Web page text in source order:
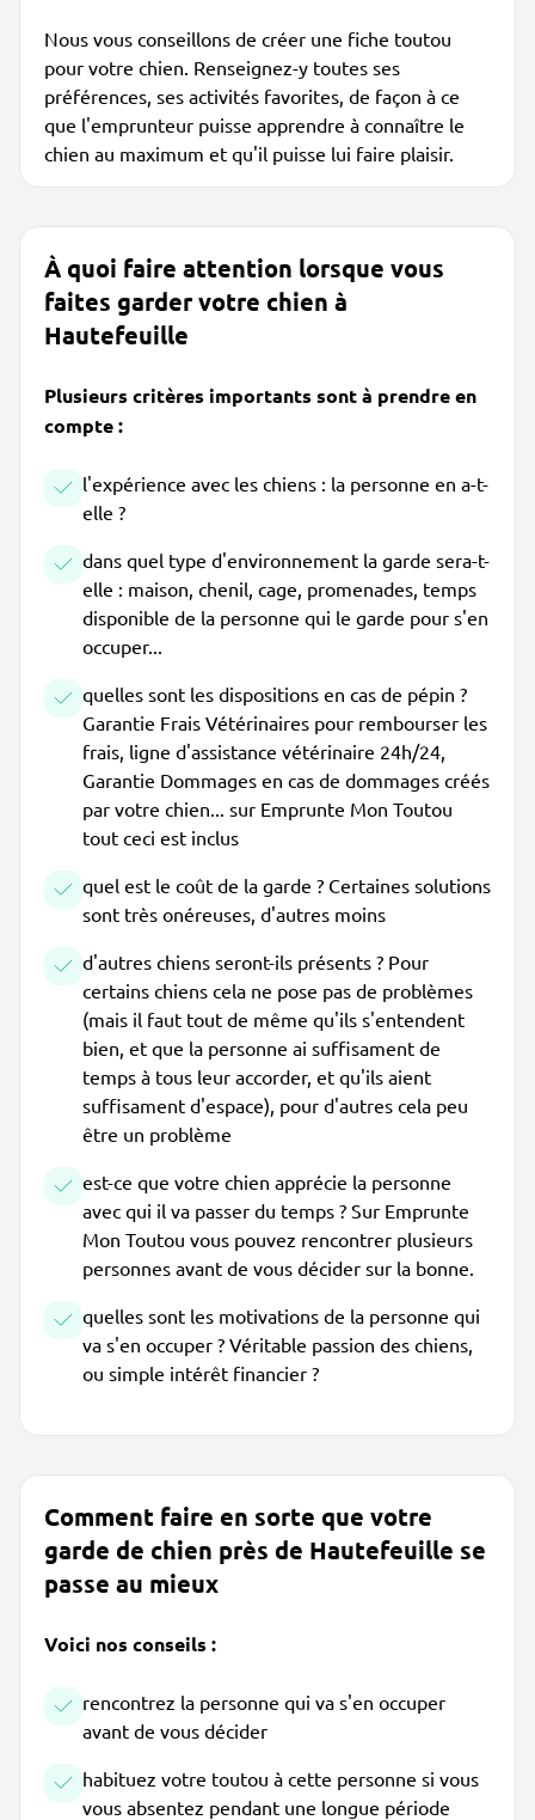
Nous vous conseillons de créer une fiche toutou
pour votre chien. Renseignez-y toutes ses
préférences, ses activités favorites, de façon à ce
que l'emprunteur puisse apprendre à connaître le
chien au maximum et qu'il puisse lui faire plaisir.
À quoi faire attention lorsque vous
faites garder votre chien à
Hautefeuille
Plusieurs critères importants sont à prendre en
compte :
l'expérience avec les chiens : la personne en a-t-
elle ?
dans quel type d'environnement la garde sera-t-
elle : maison, chenil, cage, promenades, temps
disponible de la personne qui le garde pour s'en
occuper...
quelles sont les dispositions en cas de pépin ?
Garantie Frais Vétérinaires pour rembourser les
frais, ligne d'assistance vétérinaire 24h/24,
Garantie Dommages en cas de dommages créés
par votre chien... sur Emprunte Mon Toutou
tout ceci est inclus
quel est le coût de la garde ? Certaines solutions
sont très onéreuses, d'autres moins
d'autres chiens seront-ils présents ? Pour
certains chiens cela ne pose pas de problèmes
(mais il faut tout de même qu'ils s'entendent
bien, et que la personne ai suffisament de
temps à tous leur accorder, et qu'ils aient
suffisament d'espace), pour d'autres cela peu
être un problème
est-ce que votre chien apprécie la personne
avec qui il va passer du temps ? Sur Emprunte
Mon Toutou vous pouvez rencontrer plusieurs
personnes avant de vous décider sur la bonne.
quelles sont les motivations de la personne qui
va s'en occuper ? Véritable passion des chiens,
ou simple intérêt financier ?
Comment faire en sorte que votre
garde de chien près de Hautefeuille se
passe au mieux
Voici nos conseils :
rencontrez la personne qui va s'en occuper
avant de vous décider
habituez votre toutou à cette personne si vous
vous absentez pendant une longue période